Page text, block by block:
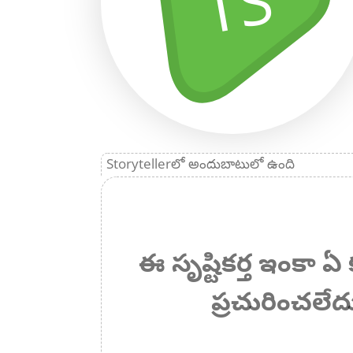
Storytellerలో అందుబాటులో ఉంది
ఈ సృష్టికర్త ఇంకా